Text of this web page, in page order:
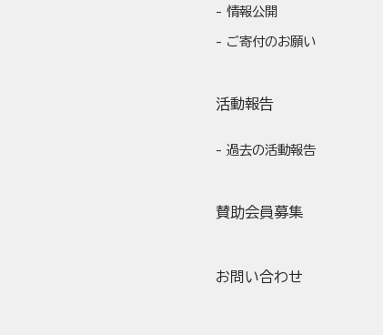
情報公開
ご寄付のお願い
活動報告
過去の活動報告
賛助会員募集
お問い合わせ